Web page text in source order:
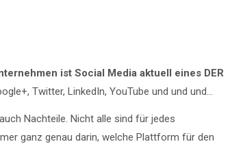
ist Social Media aktuell eines DER
Twitter, LinkedIn, YouTube und und und…
Nachteile. Nicht alle sind für jedes
ganz genau darin, welche Plattform für den